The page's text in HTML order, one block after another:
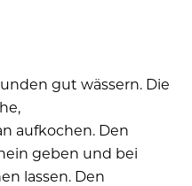
gut wässern. Die
aufkochen. Den
geben und bei
lassen. Den